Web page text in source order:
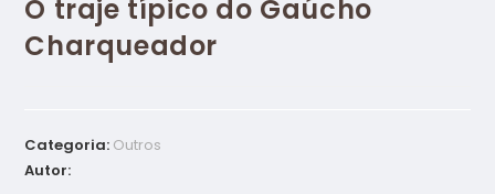
O traje típico do Gaúcho
Charqueador
Categoria: Outros
Autor: